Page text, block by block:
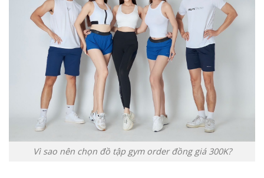
Vì sao nên chọn đồ tập gym order đồng giá 300K?